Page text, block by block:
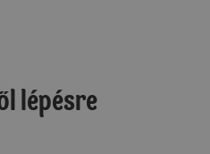
lépésre